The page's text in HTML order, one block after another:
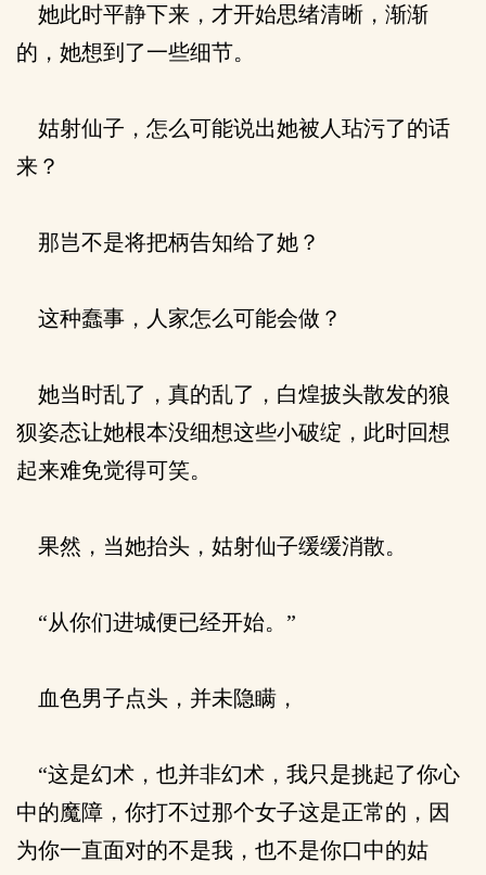
她此时平静下来，才开始思绪清晰，渐渐
的，她想到了一些细节。
姑射仙子，怎么可能说出她被人玷污了的话
来？
那岂不是将把柄告知给了她？
这种蠢事，人家怎么可能会做？
她当时乱了，真的乱了，白煌披头散发的狼
狈姿态让她根本没细想这些小破绽，此时回想
起来难免觉得可笑。
果然，当她抬头，姑射仙子缓缓消散。
“从你们进城便已经开始。”
血色男子点头，并未隐瞒，
“这是幻术，也并非幻术，我只是挑起了你心
中的魔障，你打不过那个女子这是正常的，因
为你一直面对的不是我，也不是你口中的姑